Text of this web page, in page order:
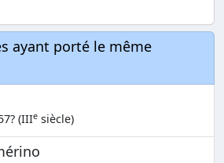
ayant porté le même
(IIIe siècle)